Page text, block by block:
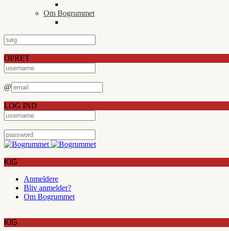
Om Bogrummet
OPRET
@
LOG IND
KIG
Anmeldere
Bliv anmelder?
Om Bogrummet
KIG